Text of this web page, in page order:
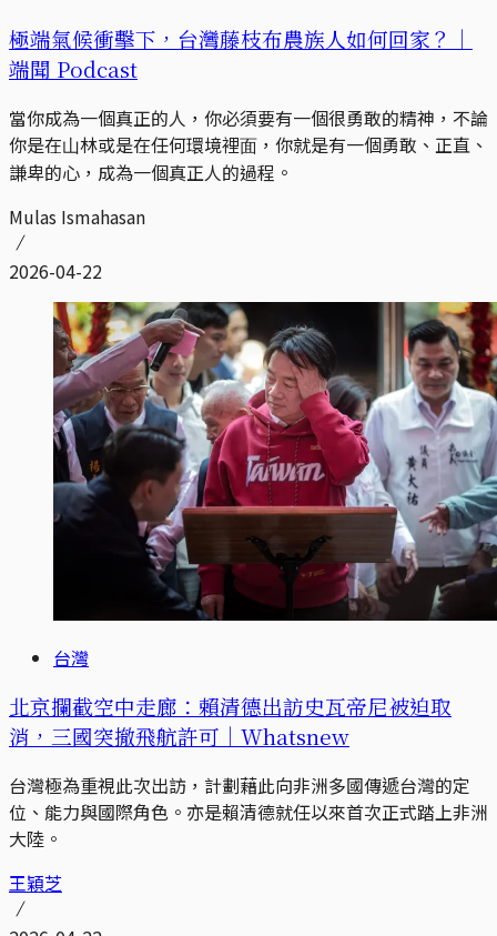
極端氣候衝擊下，台灣藤枝布農族人如何回家？｜
端聞 Podcast
當你成為⼀個真正的⼈，你必須要有⼀個很勇敢的精神，不論
你是在⼭林或是在任何環境裡⾯，你就是有⼀個勇敢、正直、
謙卑的⼼，成為⼀個真正⼈的過程。
Mulas Ismahasan
2026-04-22
台灣
北京攔截空中走廊：賴清德出訪史瓦帝尼被迫取
消，三國突撤飛航許可｜Whatsnew
台灣極為重視此次出訪，計劃藉此向非洲多國傳遞台灣的定
位、能力與國際角色。亦是賴清德就任以來首次正式踏上非洲
大陸。
王穎芝